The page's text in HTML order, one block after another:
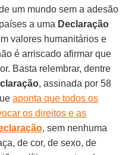
um mundo sem a adesão
a uma Declaração
valores humanitários e
é arriscado afirmar que
Basta relembrar, dentre
, assinada por 58
aponta que todos os
os direitos e as
, sem nenhuma
de cor, de sexo, de